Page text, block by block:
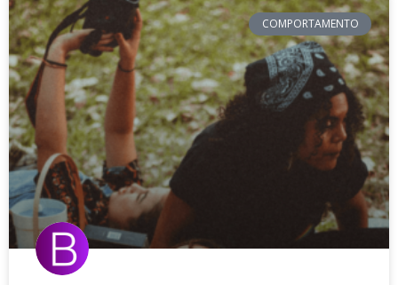
COMPORTAMENTO